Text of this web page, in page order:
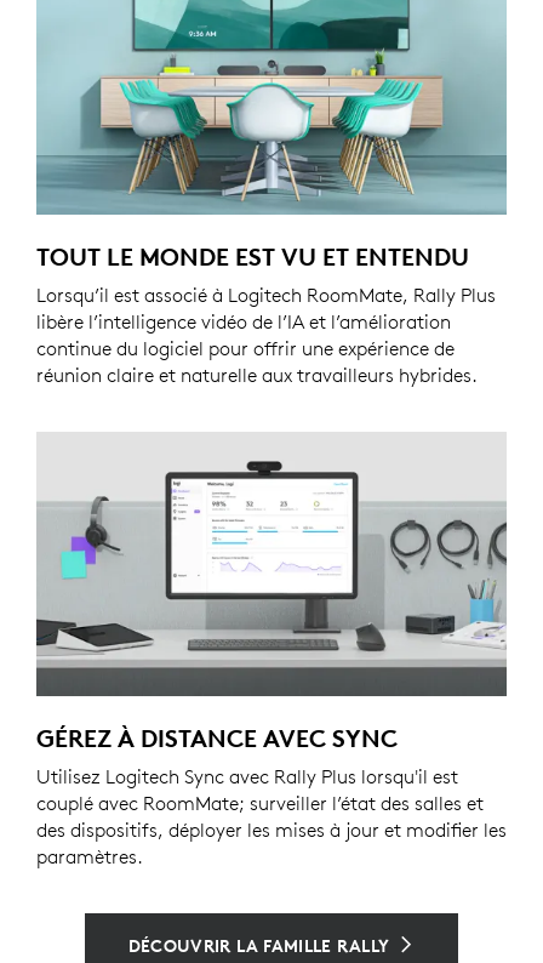
TOUT LE MONDE EST VU ET ENTENDU
Lorsqu’il est associé à Logitech RoomMate, Rally Plus
libère l’intelligence vidéo de l’IA et l’amélioration
continue du logiciel pour offrir une expérience de
réunion claire et naturelle aux travailleurs hybrides.
GÉREZ À DISTANCE AVEC SYNC
Utilisez Logitech Sync avec Rally Plus lorsqu'il est
couplé avec RoomMate; surveiller l’état des salles et
des dispositifs, déployer les mises à jour et modifier les
paramètres.
DÉCOUVRIR LA FAMILLE RALLY